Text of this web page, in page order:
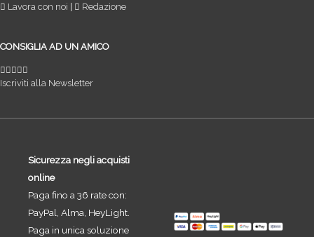
Lavora con noi
Redazione
CONSIGLIA AD UN AMICO
Iscriviti alla Newsletter
Sicurezza negli acquisti
online
Paga fino a 36 rate con:
PayPal, Alma, HeyLight.
Paga in unica soluzione